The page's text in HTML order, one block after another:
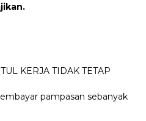
KERJA TIDAK TETAP
pampasan sebanyak